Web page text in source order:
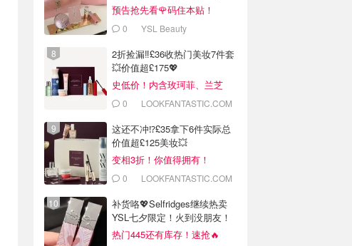
预告抢先看🌹码住本贴！
0 YSL Beauty
2折捡漏‼️£36收热门美妆7件套
💥价值超£175💖
史低价！内含玫珂菲、兰芝
0 LOOKFANTASTIC.COM
这还不冲⁉️£35拿下6件实际总
价值超£125美妆💥
变相3折！你值得拥有！
0 LOOKFANTASTIC.COM
补货咯💖Selfridges继续热卖
YSL七夕限定！火到没朋友！
热门445还有库存！速抢🔥